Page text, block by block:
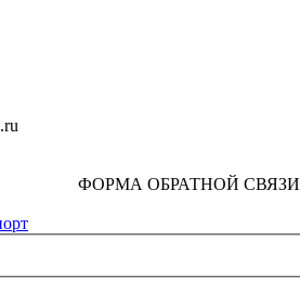
ФОРМА ОБРАТНОЙ СВЯЗИ